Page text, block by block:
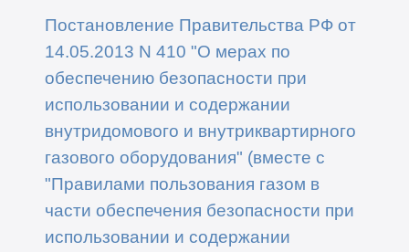
Постановление Правительства РФ от
14.05.2013 N 410 "О мерах по
обеспечению безопасности при
использовании и содержании
внутридомового и внутриквартирного
газового оборудования" (вместе с
"Правилами пользования газом в
части обеспечения безопасности при
использовании и содержании